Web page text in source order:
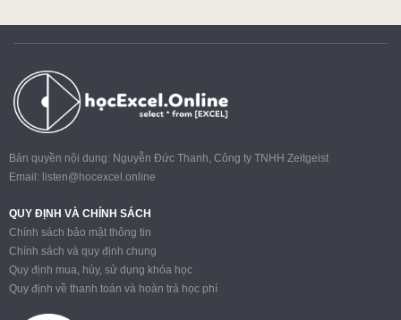
Bản quyền nội dung: Nguyễn Đức Thanh, Công ty TNHH Zeitgeist
Email: listen@hocexcel.online
QUY ĐỊNH VÀ CHÍNH SÁCH
Chính sách bảo mật thông tin
Chính sách và quy định chung
Quy định mua, hủy, sử dụng khóa học
Quy định về thanh toán và hoàn trả học phí